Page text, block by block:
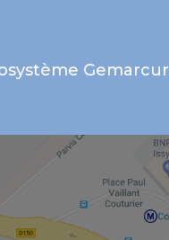
Gemarcur